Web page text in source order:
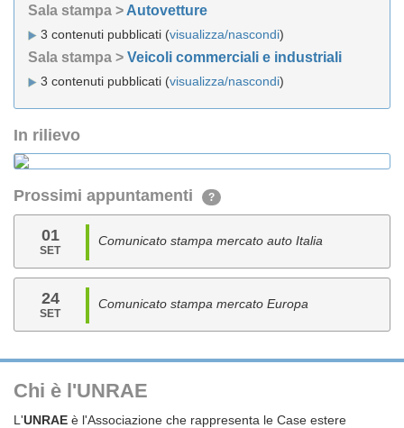
Sala stampa > Autovetture
3 contenuti pubblicati (visualizza/nascondi)
Sala stampa > Veicoli commerciali e industriali
3 contenuti pubblicati (visualizza/nascondi)
In rilievo
Prossimi appuntamenti ?
01
SET
Comunicato stampa mercato auto Italia
24
SET
Comunicato stampa mercato Europa
Chi è l'UNRAE
L'UNRAE è l'Associazione che rappresenta le Case estere